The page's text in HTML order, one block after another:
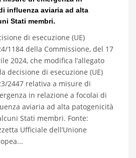
influenza aviaria ad alta
Stati membri.
di esecuzione (UE)
1184 della Commissione, del 17
2024, che modifica l’allegato
decisione di esecuzione (UE)
2447 relativa a misure di
in relazione a focolai di
aviaria ad alta patogenicità
Stati membri. Fonte:
Ufficiale dell’Unione